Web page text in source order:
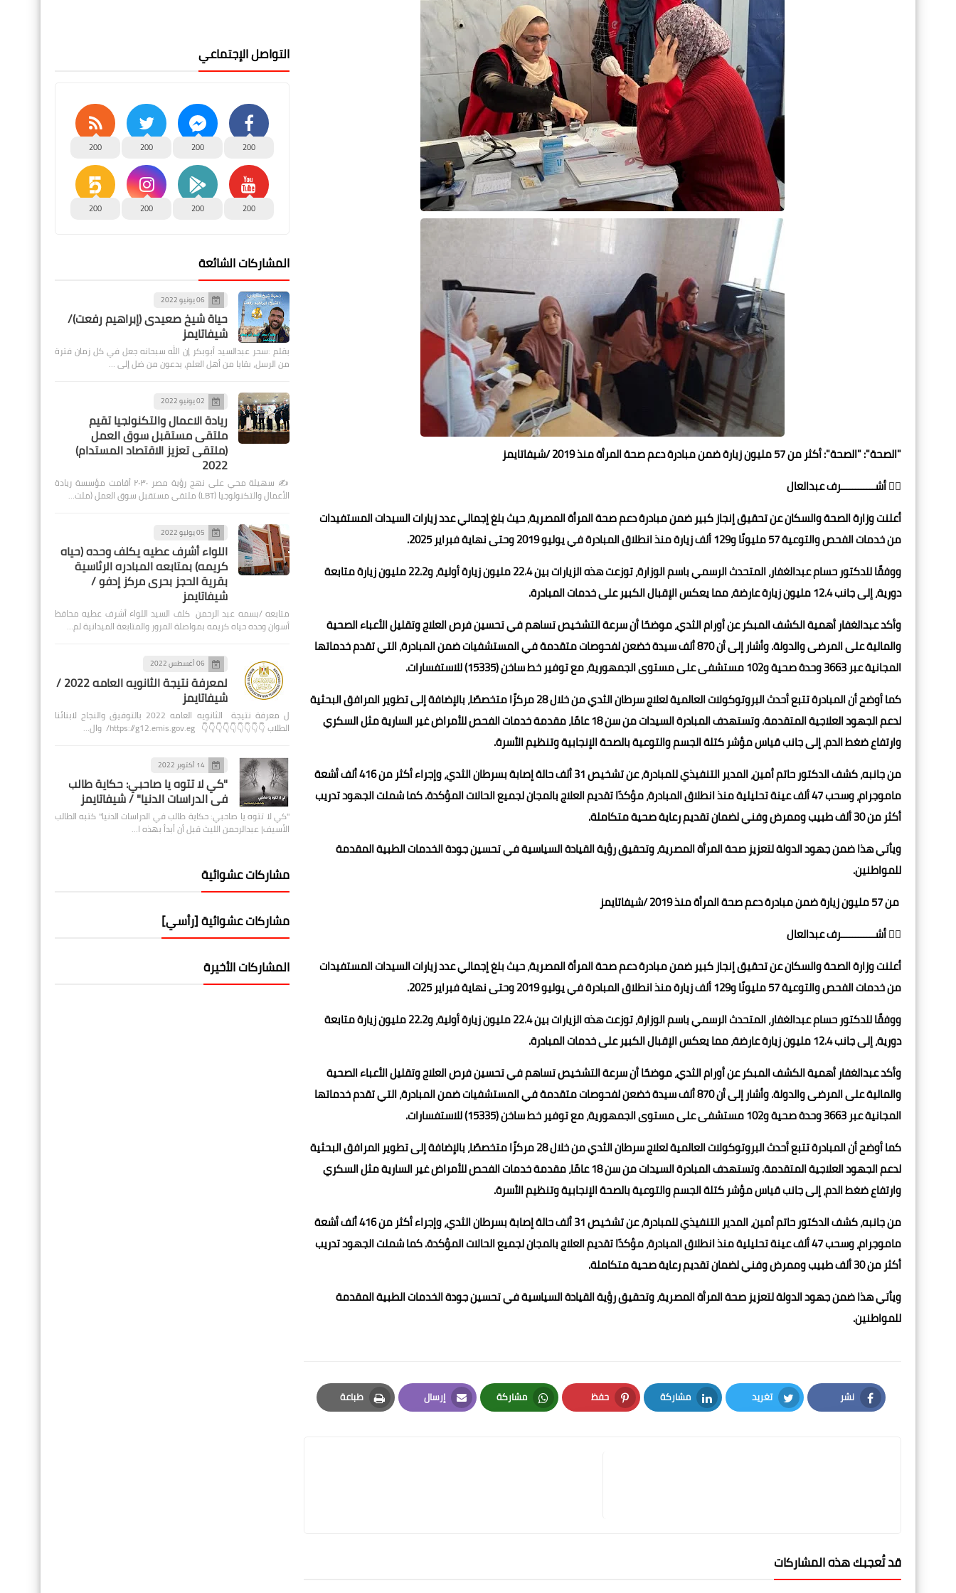
"الصحة": "الصحة": أكثر من 57 مليون زيارة ضمن مبادرة دعم صحة المرأة منذ 2019 /شيفاتايمز
✍🏻 أشــــــــــــرف عبدالعال
أعلنت وزارة الصحة والسكان عن تحقيق إنجاز كبير ضمن مبادرة دعم صحة المرأة المصرية، حيث بلغ إجمالي عدد زيارات السيدات المستفيدات
من خدمات الفحص والتوعية 57 مليونًا و129 ألف زيارة منذ انطلاق المبادرة في يوليو 2019 وحتى نهاية فبراير 2025.
ووفقًا للدكتور حسام عبدالغفار، المتحدث الرسمي باسم الوزارة، توزعت هذه الزيارات بين 22.4 مليون زيارة أولية، و22.2 مليون زيارة متابعة
دورية، إلى جانب 12.4 مليون زيارة عارضة، مما يعكس الإقبال الكبير على خدمات المبادرة.
وأكد عبدالغفار أهمية الكشف المبكر عن أورام الثدي، موضحًا أن سرعة التشخيص تساهم في تحسين فرص العلاج وتقليل الأعباء الصحية
والمالية على المرضى والدولة. وأشار إلى أن 870 ألف سيدة خضعن لفحوصات متقدمة في المستشفيات ضمن المبادرة، التي تقدم خدماتها
المجانية عبر 3663 وحدة صحية و102 مستشفى على مستوى الجمهورية، مع توفير خط ساخن (15335) للاستفسارات.
كما أوضح أن المبادرة تتبع أحدث البروتوكولات العالمية لعلاج سرطان الثدي من خلال 28 مركزًا متخصصًا، بالإضافة إلى تطوير المرافق البحثية
لدعم الجهود العلاجية المتقدمة. وتستهدف المبادرة السيدات من سن 18 عامًا، مقدمة خدمات الفحص للأمراض غير السارية مثل السكري
وارتفاع ضغط الدم، إلى جانب قياس مؤشر كتلة الجسم والتوعية بالصحة الإنجابية وتنظيم الأسرة.
من جانبه، كشف الدكتور حاتم أمين، المدير التنفيذي للمبادرة، عن تشخيص 31 ألف حالة إصابة بسرطان الثدي، وإجراء أكثر من 416 ألف أشعة
ماموجرام، وسحب 47 ألف عينة تحليلية منذ انطلاق المبادرة، مؤكدًا تقديم العلاج بالمجان لجميع الحالات المؤكدة. كما شملت الجهود تدريب
أكثر من 30 ألف طبيب وممرض وفني لضمان تقديم رعاية صحية متكاملة.
ويأتي هذا ضمن جهود الدولة لتعزيز صحة المرأة المصرية، وتحقيق رؤية القيادة السياسية في تحسين جودة الخدمات الطبية المقدمة
للمواطنين.
من 57 مليون زيارة ضمن مبادرة دعم صحة المرأة منذ 2019 /شيفاتايمز
✍🏻 أشــــــــــــرف عبدالعال
أعلنت وزارة الصحة والسكان عن تحقيق إنجاز كبير ضمن مبادرة دعم صحة المرأة المصرية، حيث بلغ إجمالي عدد زيارات السيدات المستفيدات
من خدمات الفحص والتوعية 57 مليونًا و129 ألف زيارة منذ انطلاق المبادرة في يوليو 2019 وحتى نهاية فبراير 2025.
ووفقًا للدكتور حسام عبدالغفار، المتحدث الرسمي باسم الوزارة، توزعت هذه الزيارات بين 22.4 مليون زيارة أولية، و22.2 مليون زيارة متابعة
دورية، إلى جانب 12.4 مليون زيارة عارضة، مما يعكس الإقبال الكبير على خدمات المبادرة.
وأكد عبدالغفار أهمية الكشف المبكر عن أورام الثدي، موضحًا أن سرعة التشخيص تساهم في تحسين فرص العلاج وتقليل الأعباء الصحية
والمالية على المرضى والدولة. وأشار إلى أن 870 ألف سيدة خضعن لفحوصات متقدمة في المستشفيات ضمن المبادرة، التي تقدم خدماتها
المجانية عبر 3663 وحدة صحية و102 مستشفى على مستوى الجمهورية، مع توفير خط ساخن (15335) للاستفسارات.
كما أوضح أن المبادرة تتبع أحدث البروتوكولات العالمية لعلاج سرطان الثدي من خلال 28 مركزًا متخصصًا، بالإضافة إلى تطوير المرافق البحثية
لدعم الجهود العلاجية المتقدمة. وتستهدف المبادرة السيدات من سن 18 عامًا، مقدمة خدمات الفحص للأمراض غير السارية مثل السكري
وارتفاع ضغط الدم، إلى جانب قياس مؤشر كتلة الجسم والتوعية بالصحة الإنجابية وتنظيم الأسرة.
من جانبه، كشف الدكتور حاتم أمين، المدير التنفيذي للمبادرة، عن تشخيص 31 ألف حالة إصابة بسرطان الثدي، وإجراء أكثر من 416 ألف أشعة
ماموجرام، وسحب 47 ألف عينة تحليلية منذ انطلاق المبادرة، مؤكدًا تقديم العلاج بالمجان لجميع الحالات المؤكدة. كما شملت الجهود تدريب
أكثر من 30 ألف طبيب وممرض وفني لضمان تقديم رعاية صحية متكاملة.
ويأتي هذا ضمن جهود الدولة لتعزيز صحة المرأة المصرية، وتحقيق رؤية القيادة السياسية في تحسين جودة الخدمات الطبية المقدمة
للمواطنين.
نشر
Facebook
تغريد
Twitter
مشاركة
LinkedIn
حفظ
Pinterest
مشاركة
Whatsapp
إرسال
Email
طباعة
Print
قد تُعجبك هذه المشاركات
التواصل الإجتماعي
200
200
200
200
200
200
200
200
المشاركات الشائعة
06 يونيو 2022
حياة شيخ صعيدى (إبراهيم رفعت)/
شيفاتايمز
بقلم :سحر عبدالسيد أبوبكر إن الله سبحانه جعل في كل زمان فترة
من الرسل، بقايا من أهل العلم، يدعون من ضل إلى …
02 يونيو 2022
ريادة الاعمال والتكنولجيا تقيم
ملتقى مستقبل سوق العمل
(ملتقى تعزيز الاقتصاد المستدام)
2022
✍️ سهيلة محي على نهج رؤية مصر ٢٠٣٠ أقامت مؤسسة ريادة
الأعمال والتكنولوجيا (LBT) ملتقى مستقبل سوق العمل (ملت…
05 يوليو 2022
اللواء أشرف عطيه يكلف وحده (حياه
كريمه) بمتابعه المبادره الرئاسية
بقرية الحجز بحرى مركز إدفو /
شيفاتايمز
متابعه /بسمه عبد الرحمن كلف السيد اللواء أشرف عطيه محافظ
أسوان وحده حياه كريمه بمواصلة المرور والمتابعة الميدانية لم…
06 أغسطس 2022
لمعرفة نتيجة الثانويه العامه 2022 /
شيفاتايمز
ل معرفة نتيجة الثانويه العامه 2022 بالتوفيق والنجاح لابنائنا
الطلاب 👇👇👇👇👇👇👇👇👇 https://g12.emis.gov.eg/ وال…
14 أكتوبر 2022
"كي لا تتوه يا صاحبي: حكاية طالب
في الدراسات الدنيا" / شيفاتايمز
"كي لا تتوه يا صاحبي: حكاية طالب في الدراسات الدنيا" كتبه الطالب
الأسيف| عبدالرحمن الليث قبل أن أبدأ بهذه ا…
مشاركات عشوائية
مشاركات عشوائية [رأسي]
المشاركات الأخيرة